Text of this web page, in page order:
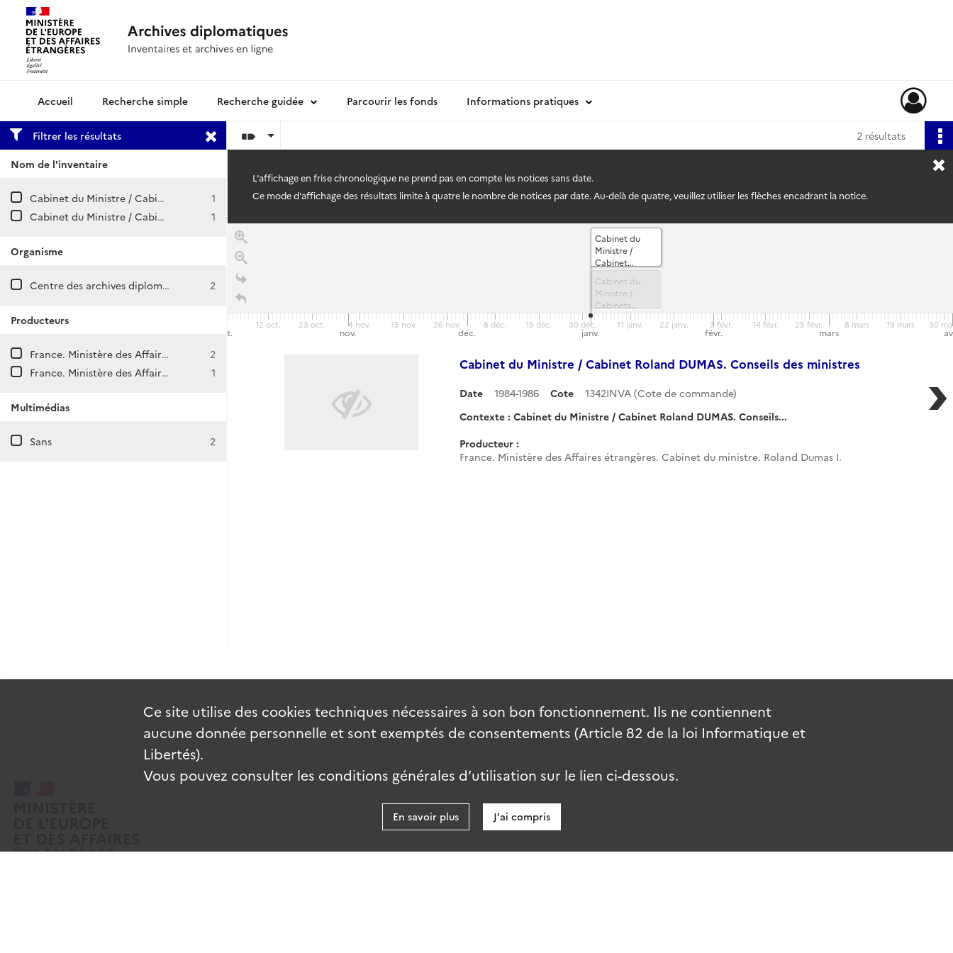
Archives diplomatiquesRecherche simple Recherche guidée Parcourir les fonds Informations pratiques
Filtrer les résultats
Nom de l'inventaire
Cabinet du Ministre / Cabinet Roland DUMAS. Conseils des ministres
1
Cabinet du Ministre / Cabinets Roland DUMAS et J.B. RAIMOND
1
Organisme
Centre des archives diplomatiques de La Courneuve 2
Producteurs
France. Ministère des Affaires étrangères. Cabinet du ministre. Roland Dumas I.
2
France. Ministère des Affaires étrangères. Cabinet du ministre. Jean-Bernard Raimond.
1
Multimédias
Sans 2
2 résultats
L'affichage en frise chronologique ne prend pas en compte les notices sans date.
Ce mode d'affichage des résultats limite à quatre le nombre de notices par date. Au-delà de quatre, veuillez utiliser les flèches encadrant la notice.
Cabinet du
Ministre /
Cabinet
Roland
DUMAS.
Conseils des
ministres
Cabinet du
Ministre /
Cabinets
Roland
DUMAS et J.-B.
Cabinet
oct. nov. déc. janv. févr. mars
12 oct. 23 oct. 4 nov. 15 nov. 26 nov. 8 déc. 19 déc. 30 déc. 11 janv. 22 janv. 3 févr. 14 févr. 25 févr. 8 mars 19 mars 30
Cabinet du Ministre / Cabinet Roland DUMAS. Conseils des ministres
Date 1984-1986 Cote
1342INVA (Cote de commande)
Contexte : Cabinet du Ministre / Cabinet Roland DUMAS. Conseils...
Producteur :
France. Ministère des Affaires étrangères. Cabinet du ministre. Roland Dumas I.
Ce site utilise des cookies techniques nécessaires à son bon fonctionnement. Ils ne contiennent
aucune donnée personnelle et sont exemptés de consentements (Article 82 de la loi Informatique et
Libertés).
Vous pouvez consulter les conditions générales d’utilisation sur le lien ci-dessous.
En savoir plus J'ai compris